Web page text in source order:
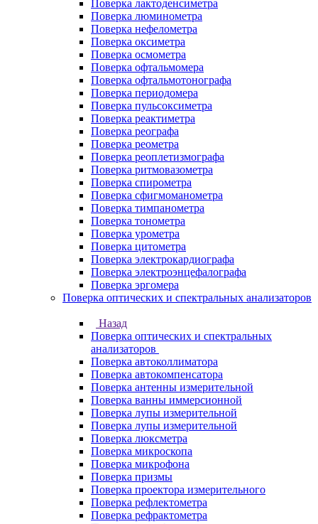
Поверка лактоденсиметра
Поверка люминометра
Поверка нефелометра
Поверка оксиметра
Поверка осмометра
Поверка офтальмомера
Поверка офтальмотонографа
Поверка периодомера
Поверка пульсоксиметра
Поверка реактиметра
Поверка реографа
Поверка реометра
Поверка реоплетизмографа
Поверка ритмовазометра
Поверка спирометра
Поверка сфигмоманометра
Поверка тимпанометра
Поверка тонометра
Поверка урометра
Поверка цитометра
Поверка электрокардиографа
Поверка электроэнцефалографа
Поверка эргомера
Поверка оптических и спектральных анализаторов
Назад
Поверка оптических и спектральных
анализаторов
Поверка автоколлиматора
Поверка автокомпенсатора
Поверка антенны измерительной
Поверка ванны иммерсионной
Поверка лупы измерительной
Поверка лупы измерительной
Поверка люксметра
Поверка микроскопа
Поверка микрофона
Поверка призмы
Поверка проектора измерительного
Поверка рефлектометра
Поверка рефрактометра